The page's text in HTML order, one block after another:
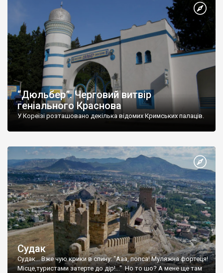
“Дюльбер”. Черговий витвір
геніального Краснова
У Кореїзі розташовано декілька відомих Кримських палаців.
Судак
Судак... Вже чую крики в спину: "Ааа, попса! Муляжна фортеця!
Місце,туристами затерте до дір!..." Но то шо? А мене ще там